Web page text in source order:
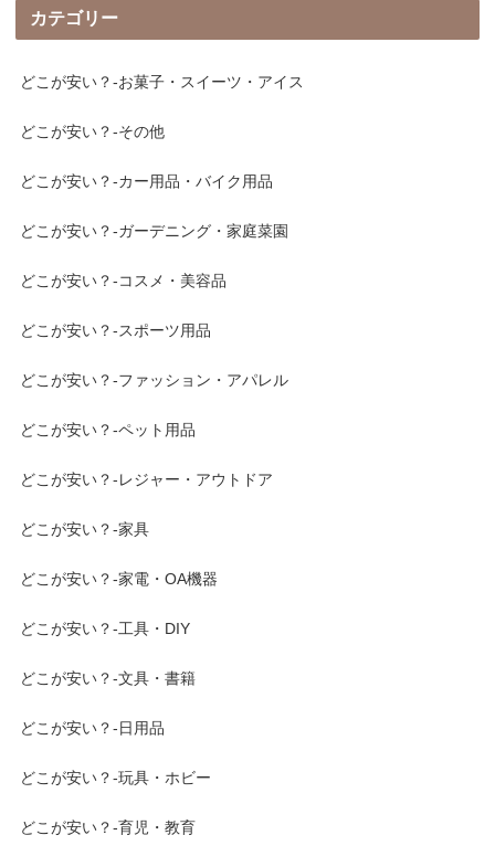
カテゴリー
どこが安い？-お菓子・スイーツ・アイス
どこが安い？-その他
どこが安い？-カー用品・バイク用品
どこが安い？-ガーデニング・家庭菜園
どこが安い？-コスメ・美容品
どこが安い？-スポーツ用品
どこが安い？-ファッション・アパレル
どこが安い？-ペット用品
どこが安い？-レジャー・アウトドア
どこが安い？-家具
どこが安い？-家電・OA機器
どこが安い？-工具・DIY
どこが安い？-文具・書籍
どこが安い？-日用品
どこが安い？-玩具・ホビー
どこが安い？-育児・教育